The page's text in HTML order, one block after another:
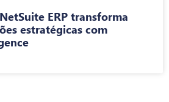
ERP transforma
estratégicas com